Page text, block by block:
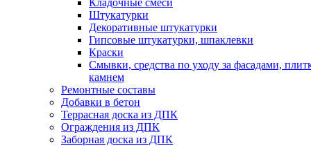
Кладочные смеси
Штукатурки
Декоративные штукатурки
Гипсовые штукатурки, шпаклевки
Краски
Смывки, средства по уходу за фасадами,
камнем
Ремонтные составы
Добавки в бетон
Террасная доска из ДПК
Ограждения из ДПК
Заборная доска из ДПК